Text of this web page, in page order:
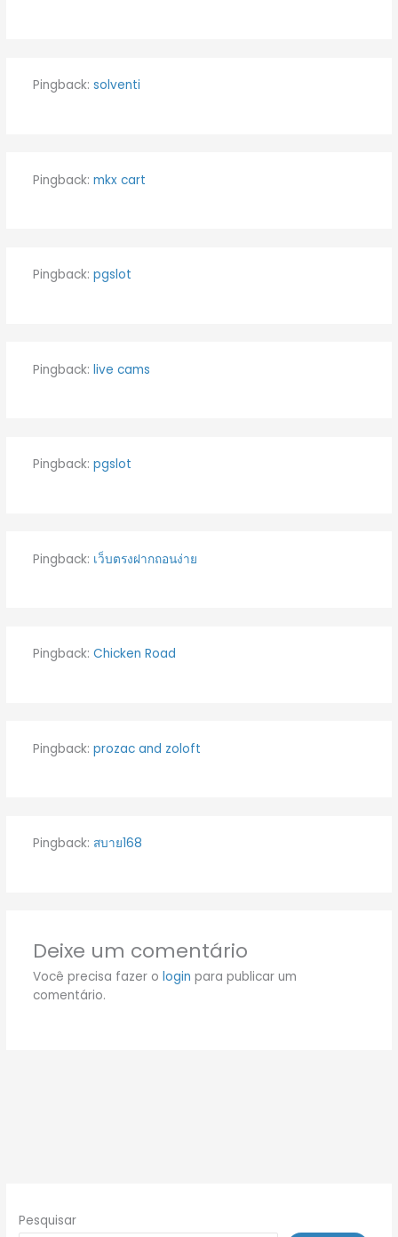
Pingback: solventi
Pingback: mkx cart
Pingback: pgslot
Pingback: live cams
Pingback: pgslot
Pingback: เว็บตรงฝากถอนง่าย
Pingback: Chicken Road
Pingback: prozac and zoloft
Pingback: สบาย168
Deixe um comentário
Você precisa fazer o login para publicar um
comentário.
Pesquisar